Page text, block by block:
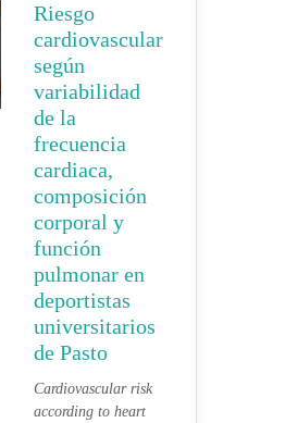
Riesgo
cardiovascular
según
variabilidad
de la
frecuencia
cardiaca,
composición
corporal y
función
pulmonar en
deportistas
universitarios
de Pasto
Cardiovascular risk
according to heart